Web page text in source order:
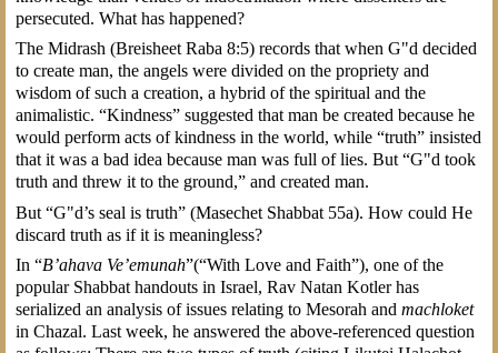
persecuted. What has happened?
The Midrash (Breisheet Raba 8:5) records that when G"d decided
to create man, the angels were divided on the propriety and
wisdom of such a creation, a hybrid of the spiritual and the
animalistic. “Kindness” suggested that man be created because he
would perform acts of kindness in the world, while “truth” insisted
that it was a bad idea because man was full of lies. But “G"d took
truth and threw it to the ground,” and created man.
But “G"d’s seal is truth” (Masechet Shabbat 55a). How could He
discard truth as if it is meaningless?
In “B’ahava Ve’emunah”(“With Love and Faith”), one of the
popular Shabbat handouts in Israel, Rav Natan Kotler has
serialized an analysis of issues relating to Mesorah and machloket
in Chazal. Last week, he answered the above-referenced question